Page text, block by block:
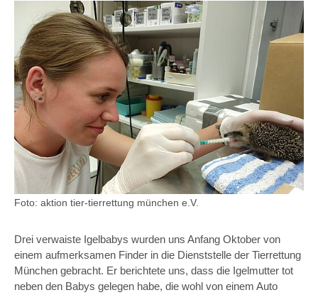
Foto: aktion tier-tierrettung münchen e.V.
Drei verwaiste Igelbabys wurden uns Anfang Oktober von
einem aufmerksamen Finder in die Dienststelle der Tierrettung
München gebracht. Er berichtete uns, dass die Igelmutter tot
neben den Babys gelegen habe, die wohl von einem Auto